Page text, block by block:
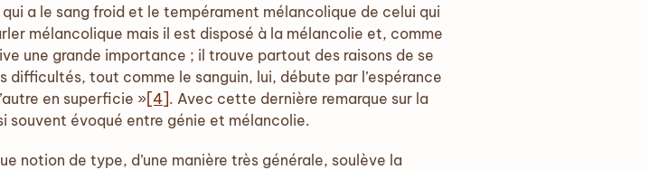
a le sang froid et le tempérament mélancolique de celui qui
mélancolique mais il est disposé à la mélancolie et, comme
une grande importance ; il trouve partout des raisons de se
difficultés, tout comme le sanguin, lui, débute par l’espérance
en superficie »[4]. Avec cette dernière remarque sur la
souvent évoqué entre génie et mélancolie.
notion de type, d’une manière très générale, soulève la